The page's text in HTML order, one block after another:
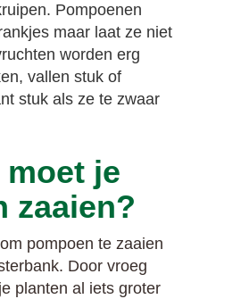
Pompoenen
maar laat ze niet
worden erg
vallen stuk of
stuk als ze te zwaar
moet je
zaaien?
pompoen te zaaien
Door vroeg
planten al iets groter